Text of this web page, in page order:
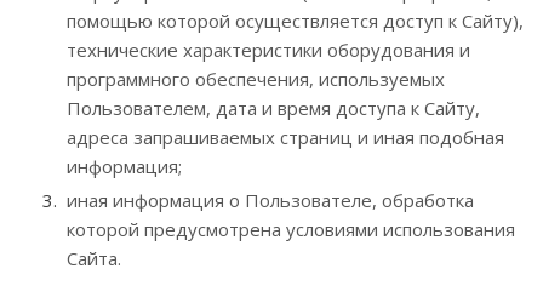
помощью которой осуществляется доступ к Сайту),
технические характеристики оборудования и
программного обеспечения, используемых
Пользователем, дата и время доступа к Сайту,
адреса запрашиваемых страниц и иная подобная
информация;
иная информация о Пользователе, обработка
которой предусмотрена условиями использования
Сайта.